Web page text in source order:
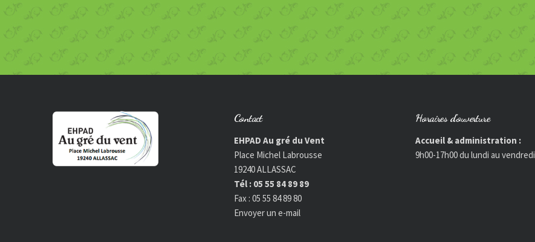
Contact
EHPAD Au gré du Vent
Place Michel Labrousse
19240 ALLASSAC
Tél : 05 55 84 89 89
Fax : 05 55 84 89 80
Envoyer un e-mail
Horaires d’ouverture
Accueil & administration :
9h00-17h00 du lundi au vendredi